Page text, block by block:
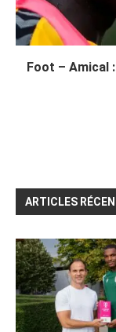
Foot – Amical
ARTICLES